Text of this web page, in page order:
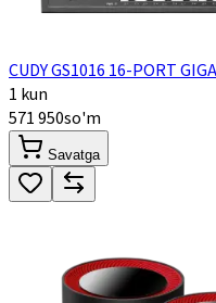
CUDY GS1016 16-PORT
1 kun
571 950so'm
Savatga